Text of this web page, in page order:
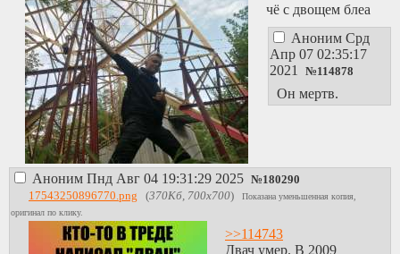
чё с двощем блеа
Аноним Срд
Апр 07 02:35:17
2021
№114878
Он мертв.
Аноним Пнд Авг 04 19:31:29 2025 №180290
17543250896770.png (370Кб, 700x700)
Показана уменьшенная копия,
оригинал по клику.
>>114743
Двач умер. В 2009